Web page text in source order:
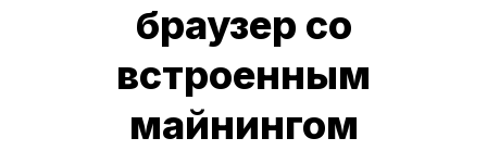
браузер со
встроенным
майнингом